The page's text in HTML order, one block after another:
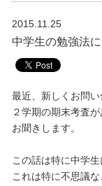
2015.11.25
中学生の勉強法
最近、新しくお問い
２学期の期末考査
お聞きします。
この話は特に中学生
これは特に不思議な